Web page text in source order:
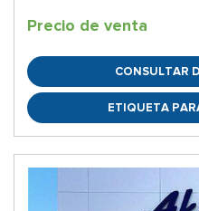
Precio de venta
CONSULTAR
ETIQUETA